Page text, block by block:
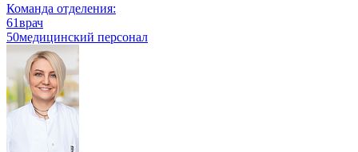
Команда отделения:
61врач
50медицинский персонал